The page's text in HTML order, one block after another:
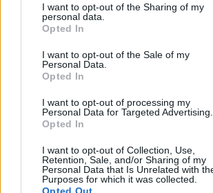
I want to opt-out of the Sharing of my
personal data.
Opted In
I want to opt-out of the Sale of my
Personal Data.
Opted In
I want to opt-out of processing my
Personal Data for Targeted Advertising.
Opted In
I want to opt-out of Collection, Use,
Retention, Sale, and/or Sharing of my
Personal Data that Is Unrelated with
Purposes for which it was collected.
Opted Out